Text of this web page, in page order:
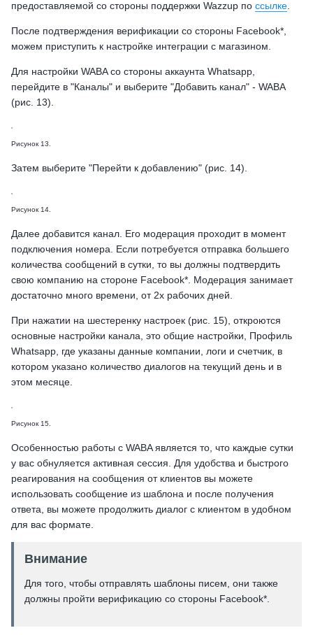
предоставляемой со стороны поддержки Wazzup по ссылке
После подтверждения верификации со стороны Facebook*,
можем приступить к настройке интеграции с магазином.
Для настройки WABA со стороны аккаунта Whatsapp,
перейдите в "Каналы" и выберите "Добавить канал" - WABA
(рис. 13).
Рисунок 13.
Затем выберите "Перейти к добавлению" (рис. 14).
Рисунок 14.
Далее добавится канал. Его модерация проходит в момент
подключения номера. Если потребуется отправка большего
количества сообщений в сутки, то вы должны подтвердить
свою компанию на стороне Facebook*. Модерация занимает
достаточно много времени, от 2х рабочих дней.
При нажатии на шестеренку настроек (рис. 15), откроются
основные настройки канала, это общие настройки, Профиль
Whatsapp, где указаны данные компании, логи и счетчик, в
котором указано количество диалогов на текущий день и в
этом месяце.
Рисунок 15.
Особенностью работы с WABA является то, что каждые сутки
у вас обнуляется активная сессия. Для удобства и быстрого
реагирования на сообщения от клиентов вы можете
использовать сообщение из шаблона и после получения
ответа, вы можете продолжить диалог с клиентом в удобном
для вас формате.
Внимание
Для того, чтобы отправлять шаблоны писем, они также
должны пройти верификацию со стороны Facebook*.